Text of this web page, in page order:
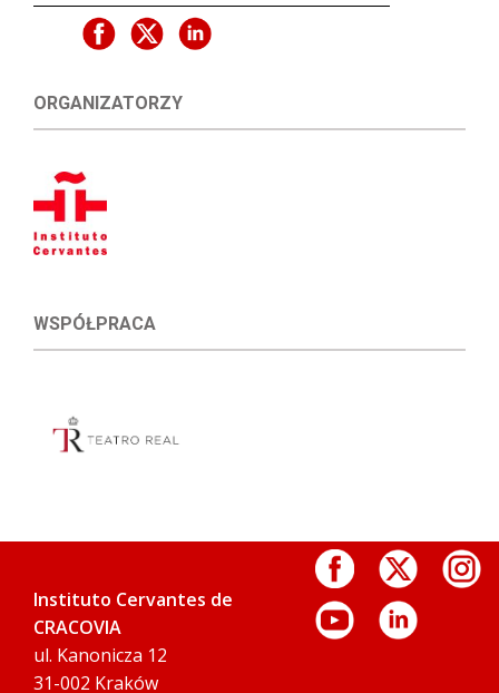
ORGANIZATORZY
WSPÓŁPRACA
Instituto Cervantes de
CRACOVIA
ul. Kanonicza 12
31-002 Kraków